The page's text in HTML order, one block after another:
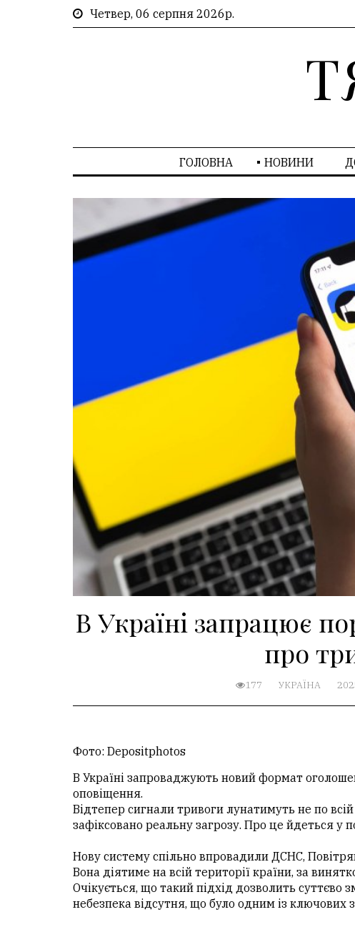
Четвер, 06 серпня 2026р.
ГОЛОВНА НОВИНИ
В Україні запрацює
про
177 УКРАЇНА
Фото: Depositphotos
В Україні запроваджують новий формат
оповіщення.
Відтепер сигнали тривоги лунатимуть не по
зафіксовано реальну загрозу. Про це йдеться у
Нову систему спільно впровадили ДСНС,
Вона діятиме на всій території країни, за
Очікується, що такий підхід дозволить суттєво
небезпека відсутня, що було одним із ключових